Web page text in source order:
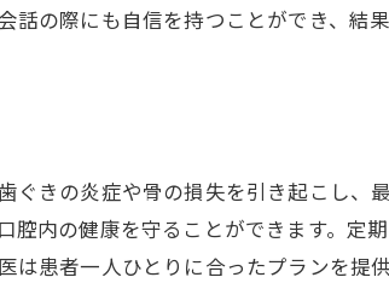
セルフケア
較と効果
る口腔内の変化
除去の必要性
の際にも自信を持つことができ、結
きの炎症や骨の損失を引き起こし、
内の健康を守ることができます。定
患者一人ひとりに合ったプランを提